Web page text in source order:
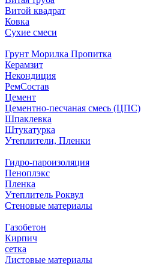
Витой квадрат
Ковка
Сухие смеси
Грунт Морилка Пропитка
Керамзит
Некондиция
РемСостав
Цемент
Цементно-песчаная смесь (ЦПС)
Шпаклевка
Штукатурка
Утеплители, Пленки
Гидро-пароизоляция
Пеноплэкс
Пленка
Утеплитель Роквул
Стеновые материалы
Газобетон
Кирпич
сетка
Листовые материалы